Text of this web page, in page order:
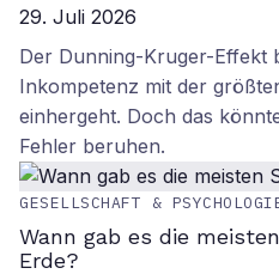
29. Juli 2026
Der Dunning-Kruger-Effekt
Inkompetenz mit der
einhergeht. Doch das
Fehler beruhen.
GESELLSCHAFT &
Wann gab es die
Erde?